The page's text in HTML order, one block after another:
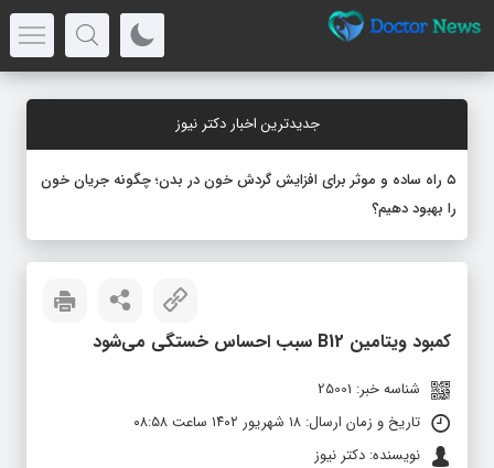
جدیدترین اخبار دکتر نیوز
۵ راه ساده و موثر برای افزایش گردش خون در بدن؛ چگونه جریان خون
را بهبود دهیم؟
کمبود ویتامین B12 سبب احساس خستگی می‌شود
شناسه خبر: 25001
تاریخ و زمان ارسال: ۱۸ شهریور ۱۴۰۲ ساعت ۰۸:۵۸
نویسنده: دکتر نیوز